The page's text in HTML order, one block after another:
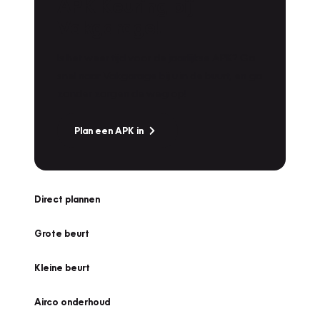
Plan een APK in
Direct plannen
Grote beurt
Kleine beurt
Airco onderhoud